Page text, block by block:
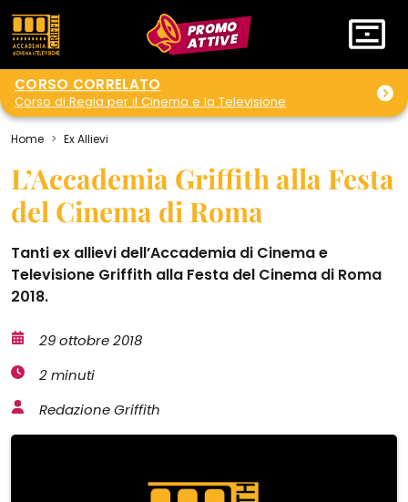
PROMO
ATTIVE
CORSO CORRELATO
Corso di Regia per il Cinema e la Televisione
Home Ex Allievi
L’Accademia Griffith alla Festa
del Cinema di Roma
Tanti ex allievi dell’Accademia di Cinema e
Televisione Griffith alla Festa del Cinema di Roma
2018.
29 ottobre 2018
2 minuti
Redazione Griffith